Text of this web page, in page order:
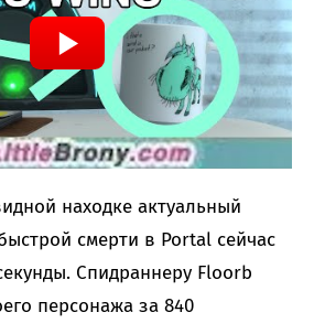
находке актуальный
смерти в Portal сейчас
Спидраннеру Floorb
персонажа за 840